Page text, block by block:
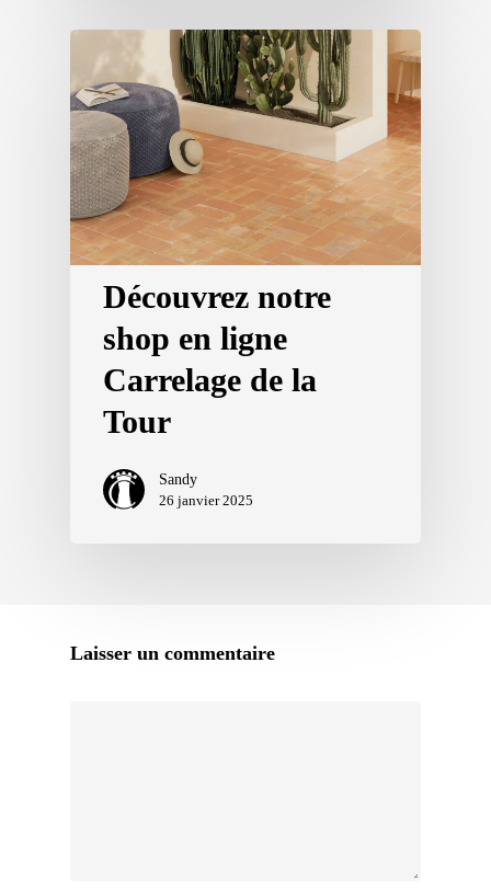
Découvrez notre
shop en ligne
Carrelage de la
Tour
Sandy
26 janvier 2025
Laisser un commentaire